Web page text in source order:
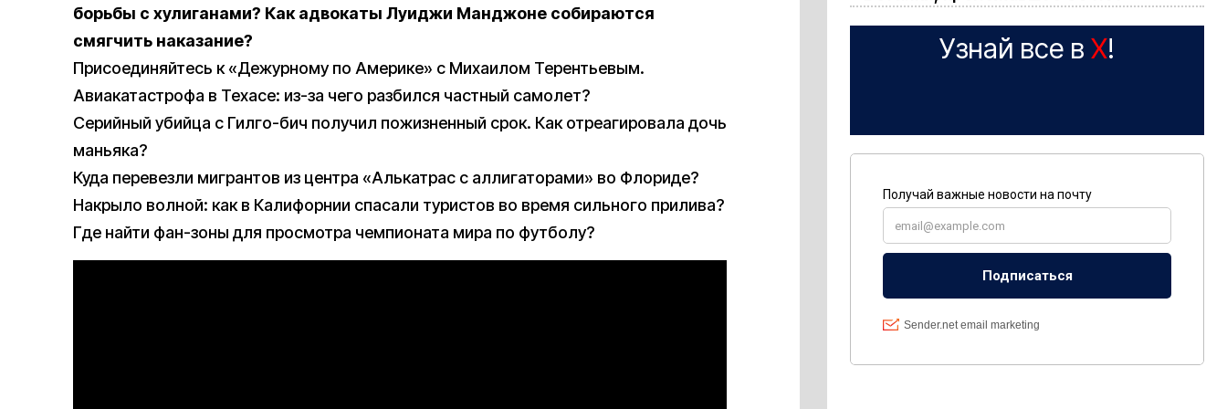
борьбы с хулиганами? Как адвокаты Луиджи Манджоне собираются
смягчить наказание?
Присоединяйтесь к «Дежурному по Америке» с Михаилом Терентьевым.
Авиакатастрофа в Техасе: из-за чего разбился частный самолет?
Серийный убийца с Гилго-бич получил пожизненный срок. Как отреагировала дочь
маньяка?
Куда перевезли мигрантов из центра «Алькатрас с аллигаторами» во Флориде?
Накрыло волной: как в Калифорнии спасали туристов во время сильного прилива?
Где найти фан-зоны для просмотра чемпионата мира по футболу?
Узнай все в X!